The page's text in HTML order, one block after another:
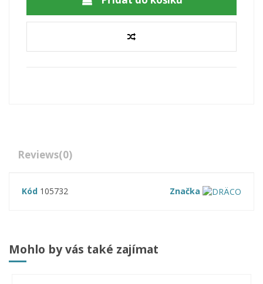
Reviews(0)
Značka
Kód 105732
Mohlo by vás také zajímat